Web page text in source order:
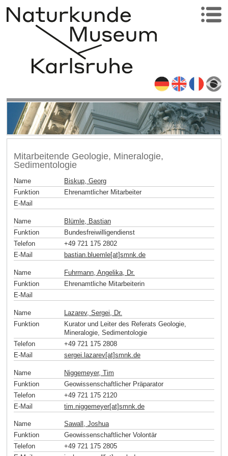
Mitarbeitende Geologie, Mineralogie,
Sedimentologie
Name
Biskup, Georg
Funktion
Ehrenamtlicher Mitarbeiter
E-Mail
Name
Blümle, Bastian
Funktion
Bundesfreiwilligendienst
Telefon
+49 721 175 2802
E-Mail
bastian.bluemle[at]smnk.de
Name
Fuhrmann, Angelika, Dr.
Funktion
Ehrenamtliche Mitarbeiterin
E-Mail
Name
Lazarev, Sergei, Dr.
Funktion
Kurator und Leiter des Referats Geologie,
Mineralogie, Sedimentologie
Telefon
+49 721 175 2808
E-Mail
sergei.lazarev[at]smnk de
Name
Niggemeyer, Tim
Funktion
Geowissenschaftlicher Präparator
Telefon
+49 721 175 2120
E-Mail
tim.niggemeyer[at]smnk de
Name
Sawall, Joshua
Funktion
Geowissenschaftlicher Volontär
Telefon
+49 721 175 2805